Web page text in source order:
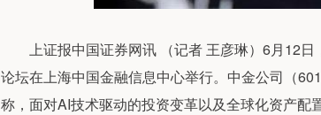
上证报中国证券网讯 （记者 王彦琳）6月12日
论坛在上海中国金融信息中心举行。中金公司（
称，面对AI技术驱动的投资变革以及全球化资产配